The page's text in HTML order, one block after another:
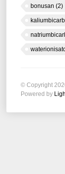
bonusan (2)
© Copyright
Powered by